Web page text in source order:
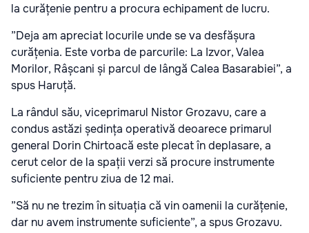
la curățenie pentru a procura echipament de lucru.
”Deja am apreciat locurile unde se va desfășura
curățenia. Este vorba de parcurile: La Izvor, Valea
Morilor, Râșcani și parcul de lângă Calea Basarabiei”, a
spus Haruță.
La rândul său, viceprimarul Nistor Grozavu, care a
condus astăzi ședința operativă deoarece primarul
general Dorin Chirtoacă este plecat în deplasare, a
cerut celor de la spații verzi să procure instrumente
suficiente pentru ziua de 12 mai.
”Să nu ne trezim în situația că vin oamenii la curățenie,
dar nu avem instrumente suficiente”, a spus Grozavu.